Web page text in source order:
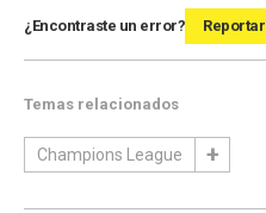
¿Encontraste un error? Reportar
Temas relacionados
Champions League